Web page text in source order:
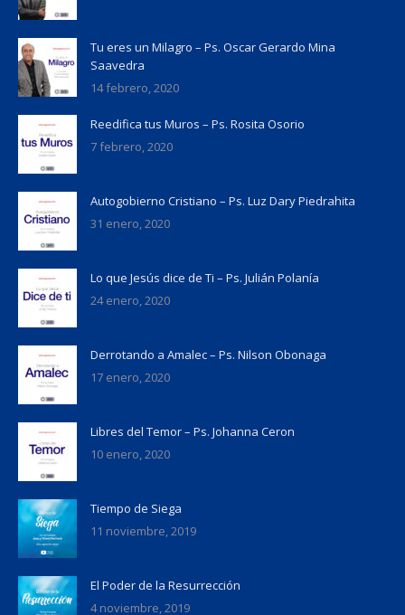
Tu eres un Milagro – Ps. Oscar Gerardo Mina
Saavedra
14 febrero, 2020
Reedifica tus Muros – Ps. Rosita Osorio
7 febrero, 2020
Autogobierno Cristiano – Ps. Luz Dary Piedrahita
31 enero, 2020
Lo que Jesús dice de Ti – Ps. Julián Polanía
24 enero, 2020
Derrotando a Amalec – Ps. Nilson Obonaga
17 enero, 2020
Libres del Temor – Ps. Johanna Ceron
10 enero, 2020
Tiempo de Siega
11 noviembre, 2019
El Poder de la Resurrección
4 noviembre, 2019